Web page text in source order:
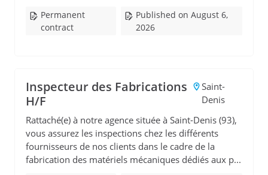
Permanent
contract
Published on August 6,
2026
Inspecteur des Fabrications
H/F
Saint-
Denis
Rattaché(e) à notre agence située à Saint-Denis (93),
vous assurez les inspections chez les différents
fournisseurs de nos clients dans le cadre de la
fabrication des matériels mécaniques dédiés aux p...